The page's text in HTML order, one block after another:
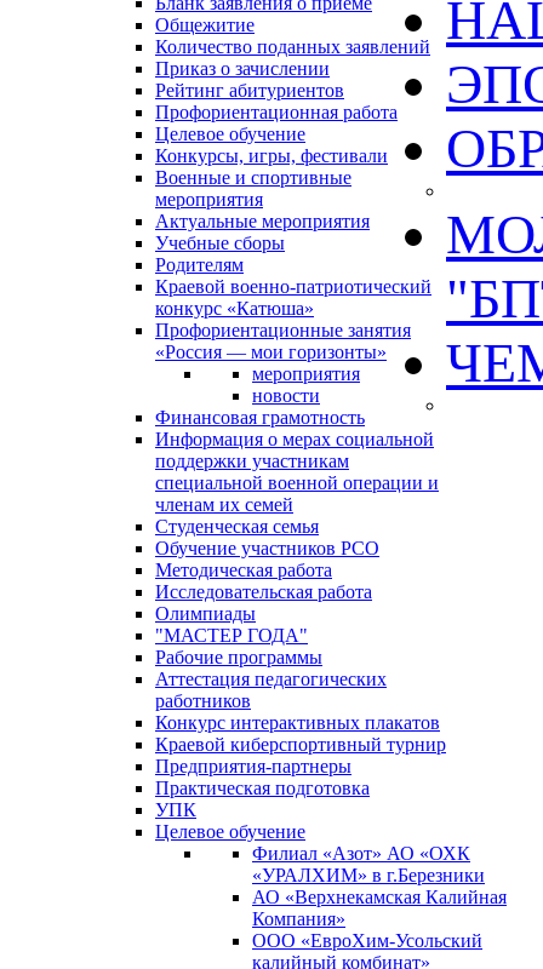
Общежитие
Количество поданных заявлений
Приказ о зачислении
Рейтинг абитуриентов
Профориентационная работа
Целевое обучение
Конкурсы, игры, фестивали
Военные и спортивные
мероприятия
Актуальные мероприятия
Учебные сборы
Родителям
Краевой военно-патриотический
конкурс «Катюша»
Профориентационные занятия
«Россия — мои горизонты»
мероприятия
новости
Финансовая грамотность
Информация о мерах социальной
поддержки участникам
специальной военной операции и
членам их семей
Студенческая семья
Обучение участников РСО
Методическая работа
Исследовательская работа
Олимпиады
"МАСТЕР ГОДА"
Рабочие программы
Аттестация педагогических
работников
Конкурс интерактивных плакатов
Краевой киберспортивный турнир
Предприятия-партнеры
Практическая подготовка
УПК
Целевое обучение
Филиал «Азот» АО «ОХК
«УРАЛХИМ» в г.Березники
АО «Верхнекамская Калийная
Компания»
ООО «ЕвроХим-Усольский
калийный комбинат»